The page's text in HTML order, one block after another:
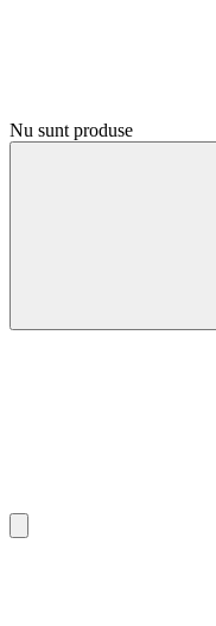
Nu sunt produse